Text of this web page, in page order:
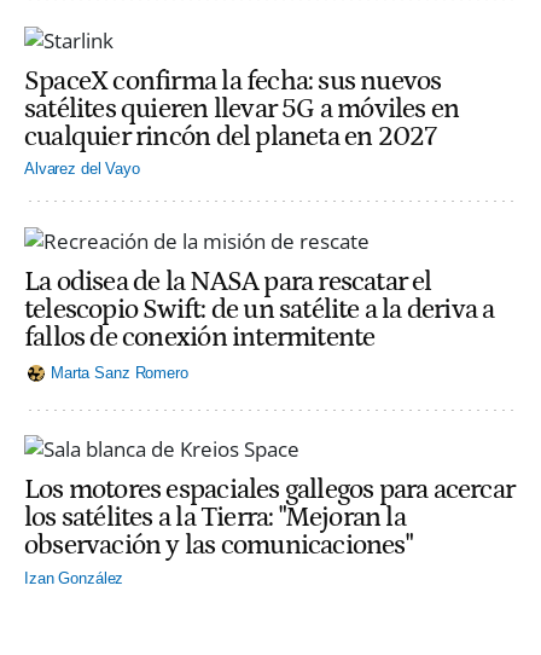
SpaceX confirma la fecha: sus nuevos
satélites quieren llevar 5G a móviles en
cualquier rincón del planeta en 2027
Alvarez del Vayo
La odisea de la NASA para rescatar el
telescopio Swift: de un satélite a la deriva a
fallos de conexión intermitente
Marta Sanz Romero
Los motores espaciales gallegos para acercar
los satélites a la Tierra: "Mejoran la
observación y las comunicaciones"
Izan González